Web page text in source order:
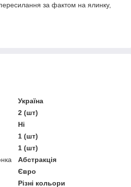
за фактом на ялинку,
Україна
2 (шт)
Ні
1 (шт)
1 (шт)
Абстракція
Євро
Різні кольори